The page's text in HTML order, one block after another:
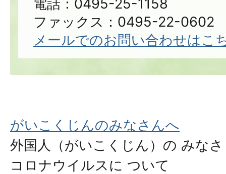
電話：0495-25-1158
ファックス：0495-22-0602
メールでのお問い合わせはこ
がいこくじんのみなさんへ
外国人（がいこくじん）の みな
コロナウイルスに ついて